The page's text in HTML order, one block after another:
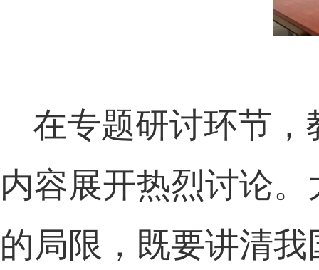
在专题研讨环节，
内容展开热烈讨论
的局限，既要讲清